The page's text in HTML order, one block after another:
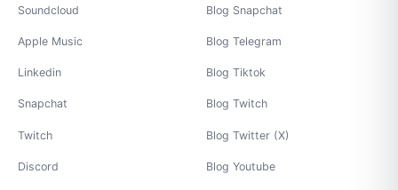
Soundcloud
Apple Music
Linkedin
Snapchat
Twitch
Discord
Blog Snapchat
Blog Telegram
Blog Tiktok
Blog Twitch
Blog Twitter (X)
Blog Youtube